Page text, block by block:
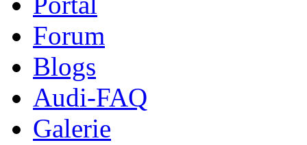
Portal
Forum
Blogs
Audi-FAQ